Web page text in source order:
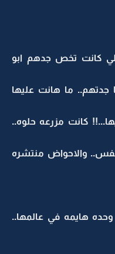
كانت تخص جدهم ابو
جدتهم.. ما هانت عليها
كانت مزرعه حلوه..
والاحواض منتشره
هايمه في عالمها..